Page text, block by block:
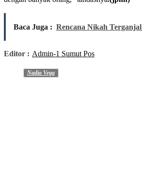
Baca Juga : Rencana Nikah
Editor : Admin-1 Sumut Pos
Nadia Vega